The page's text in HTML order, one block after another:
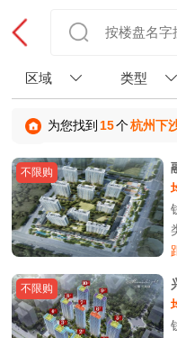
区域 类型
为您找到 15个杭州下
不限购
不限购